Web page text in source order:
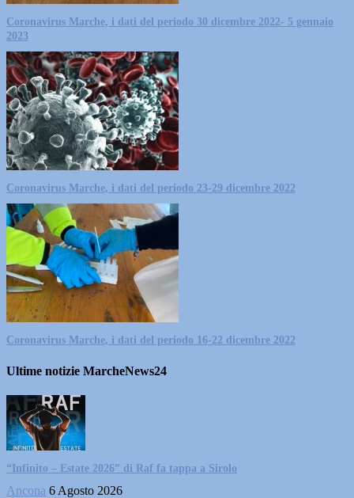
Coronavirus Marche, i dati del periodo 30 dicembre 2022- 5 gennaio
2023
Coronavirus Marche, i dati del periodo 23-29 dicembre 2022
Coronavirus Marche, i dati del periodo 16-22 dicembre 2022
Ultime notizie MarcheNews24
“Infinito – Estate 2026” di Raf fa tappa a Sirolo
Ancona 6 Agosto 2026